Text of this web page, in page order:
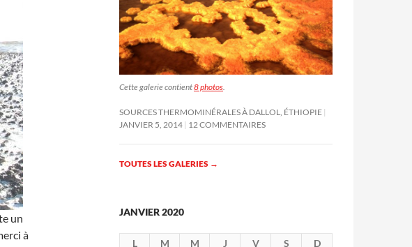
un
à
Cette galerie contient8 photos
SOURCES THERMOMINÉRALES À DALLOL, ÉTHIOPIE
JANVIER 5, 2014 12 COMMENTAIRES
TOUTES LES GALERIES →
JANVIER 2020
L M M J V S
D